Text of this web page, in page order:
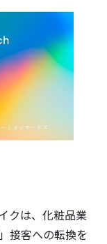
クは、化粧品業
接客への転換を